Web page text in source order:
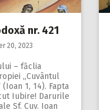
nr. 421
20, 2023
– făclia
„Cuvântul
1, 14). Fapta
Iubire! Darurile
Sf. Cuv. Ioan